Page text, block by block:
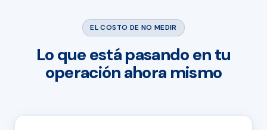
EL COSTO DE NO MEDIR
Lo que está pasando en tu
operación ahora mismo